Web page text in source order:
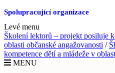
Spolupracující organizace
Levé menu
Školení lektorů – projekt posiluje
oblasti občanské angažovanosti /
kompetence dětí a mládeže v
MENU